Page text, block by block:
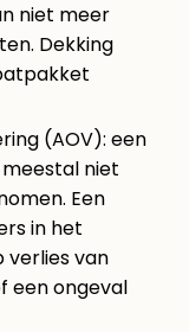
niet meer
Dekking
(AOV): een
niet
Een
in het
verlies van
een ongeval